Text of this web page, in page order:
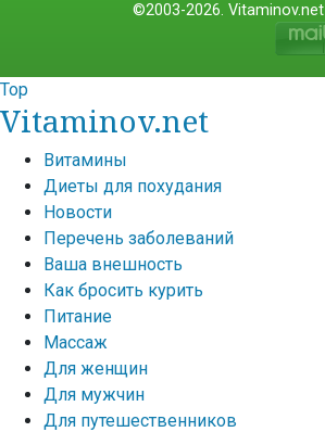
©2003-2026. Vitaminov.net
Top
Vitaminov.net
Витамины
Диеты для похудания
Новости
Перечень заболеваний
Ваша внешность
Как бросить курить
Питание
Массаж
Для женщин
Для мужчин
Для путешественников